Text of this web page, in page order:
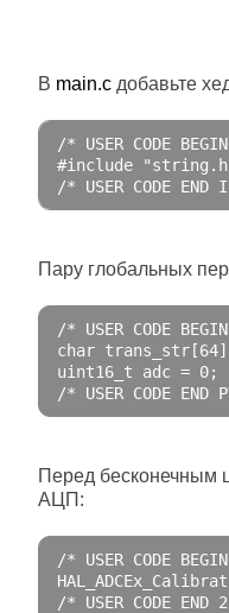
В main.c добавьте
/* USER CODE
#include
/* USER CODE
Пару глобальных
/* USER CODE
char trans_str [64]
uint16_t adc = 0;
/* USER CODE END
Перед бесконечным
АЦП:
/* USER CODE
/* USER CODE END